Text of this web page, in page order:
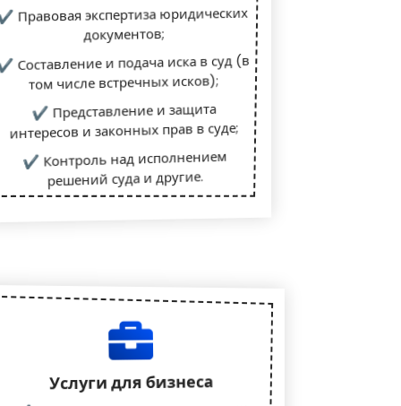
Правовая экспертиза юридических
документов;
Составление и подача иска в суд (в
том числе встречных исков);
✔ Представление и защита
интересов и законных прав в суде;
✔ Контроль над исполнением
решений суда и другие.
Услуги для бизнеса